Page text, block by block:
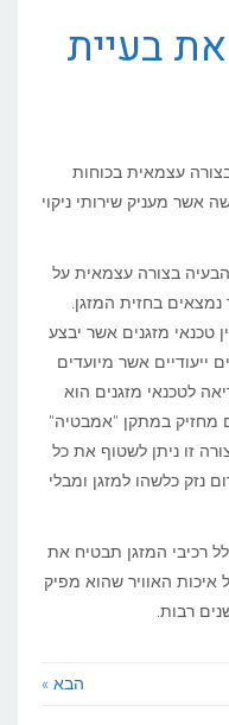
בעיית
עצמאית בכוחות
אשר מעניק שירותי ניקוי
בצורה עצמאית על
נמצאים בחזית המזגן.
טכנאי מזגנים אשר יבצע
ייעודיים אשר מיועדים
לטכנאי מזגנים הוא
מחזיק במתקן "אמבטיה"
זו ניתן לשטוף את כל
נזק כלשהו למזגן ומבלי
רכיבי המזגן תבטיח את
האוויר שהוא מפיק
רבות.
הבא »